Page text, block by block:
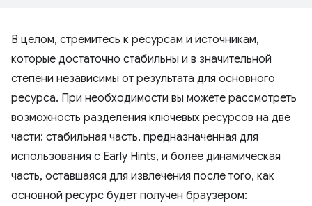
В целом, стремитесь к ресурсам и источникам,
которые достаточно стабильны и в значительной
степени независимы от результата для основного
ресурса. При необходимости вы можете рассмотреть
возможность разделения ключевых ресурсов на две
части: стабильная часть, предназначенная для
использования с Early Hints, и более динамическая
часть, оставшаяся для извлечения после того, как
основной ресурс будет получен браузером: